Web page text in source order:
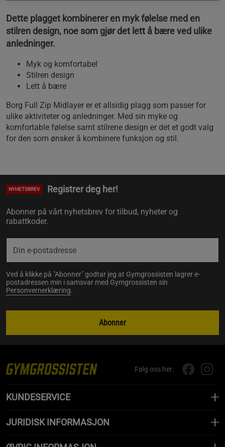
Dette plagget kombinerer en myk følelse med en
stilren design, noe som gjør det lett å bære ved ulike
anledninger.
Myk og komfortabel
Stilren design
Lett å bære
Borg Full Zip Midlayer er et allsidig plagg som passer for
ulike aktiviteter og anledninger. Med sin myke og
komfortable følelse samt stilrene design er det et godt valg
for den som ønsker å kombinere funksjon og stil.
NYHETSBREV Registrer deg her!
Abonner på vårt nyhetsbrev for tilbud, nyheter og
rabattkoder.
Ved å klikke på "Abonner" godtar jeg at Gymgrossisten lagrer e-
postadressen min i samsvar med Gymgrossisten sin
Personvernerklæring.
Abonner
Følg oss her:
KUNDESERVICE
JURIDISK INFORMASJON